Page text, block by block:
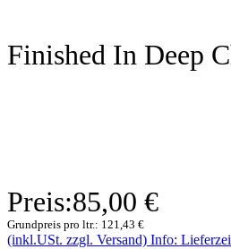
Finished In Deep
Preis:85,00 €
Grundpreis pro ltr.: 121,43 €
(inkl.USt. zzgl. Versand) Info: